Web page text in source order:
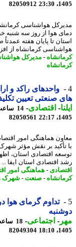
82050912
هواشناسی کرمانشاه
هوا از روز سه شنبه خبر
تا پایان هفته عمدتاً
کرمانشاه از
-مدیرکل هواشناسی
واحدهای راکد و
صنعتی تعیین تکلیف
-اقتصادی-
82050561
هماهنگی امور اقتصادی
بر نقش مؤثر شهرک ها
اقتصادی استان،
اقتصادی استان ایفا ...
-هماهنگی امور
-صنعت-شهرک های
تداوم گرمای هوا در
-اجتماعی-
82049304